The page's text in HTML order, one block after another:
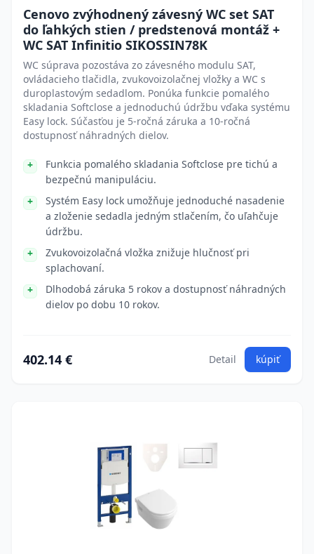
Cenovo zvýhodnený závesný WC set SAT
do ľahkých stien / predstenová montáž +
WC SAT Infinitio SIKOSSIN78K
WC súprava pozostáva zo závesného modulu SAT,
ovládacieho tlačidla, zvukovoizolačnej vložky a WC s
duroplastovým sedadlom. Ponúka funkcie pomalého
skladania Softclose a jednoduchú údržbu vďaka systému
Easy lock. Súčasťou je 5-ročná záruka a 10-ročná
dostupnosť náhradných dielov.
Funkcia pomalého skladania Softclose pre tichú a
bezpečnú manipuláciu.
Systém Easy lock umožňuje jednoduché nasadenie
a zloženie sedadla jedným stlačením, čo uľahčuje
údržbu.
Zvukovoizolačná vložka znižuje hlučnosť pri
splachovaní.
Dlhodobá záruka 5 rokov a dostupnosť náhradných
dielov po dobu 10 rokov.
402.14 € Detail kúpiť